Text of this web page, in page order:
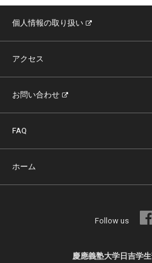
個人情報の取り扱い
アクセス
お問い合わせ
FAQ
ホーム
Follow us
慶應義塾大学日吉学